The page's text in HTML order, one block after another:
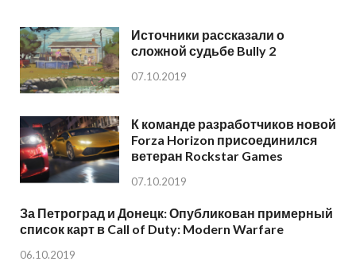
Источники рассказали о
сложной судьбе Bully 2
07.10.2019
К команде разработчиков новой
Forza Horizon присоединился
ветеран Rockstar Games
07.10.2019
За Петроград и Донецк: Опубликован примерный
список карт в Call of Duty: Modern Warfare
06.10.2019